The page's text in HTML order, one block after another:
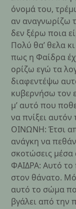
όνομά του,
αν αναγνωρίζω
δεν ξέρω ποια
Πολύ θα’ θελα
πως η Φαίδρα
ορίζω εγώ τα
διαφεντέψω
κυβερνήσω τον
μ’ αυτό που
να πνίξει
ΟΙΝΩΝΗ: Έτσι
ανάγκη να
σκοτώσεις
ΦΑΙΔΡΑ: Αυτό
στον θάνατο.
αυτό το σώμα
βγάλει από την